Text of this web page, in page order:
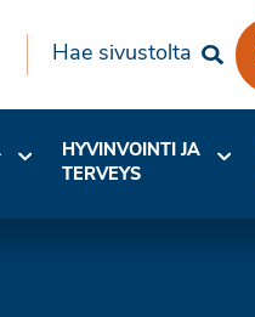
Hae sivustolta
HYVINVOINTI JA
TERVEYS